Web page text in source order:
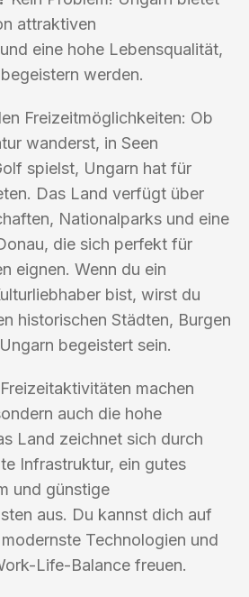
attraktiven
eine hohe Lebensqualität,
werden.
Freizeitmöglichkeiten: Ob
wanderst, in Seen
spielst, Ungarn hat für
Das Land verfügt über
Nationalparks und eine
die sich perfekt für
eignen. Wenn du ein
bist, wirst du
historischen Städten, Burgen
begeistert sein.
machen
auch die hohe
Land zeichnet sich durch
Infrastruktur, ein gutes
und günstige
aus. Du kannst dich auf
Technologien und
Life-Balance freuen.